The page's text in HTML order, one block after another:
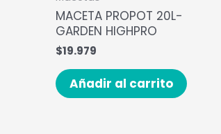
MACETA PROPOT 20L-
GARDEN HIGHPRO
$19.979
Añadir al carrito